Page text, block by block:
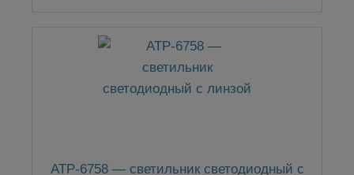
АТР-6758 — cветильник светодиодный с